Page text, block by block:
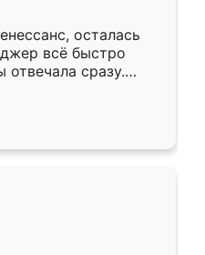
только здесь.
осталась
всё быстро
отвечала сразу.
подошёл к
Собрали
аккуратно, даже